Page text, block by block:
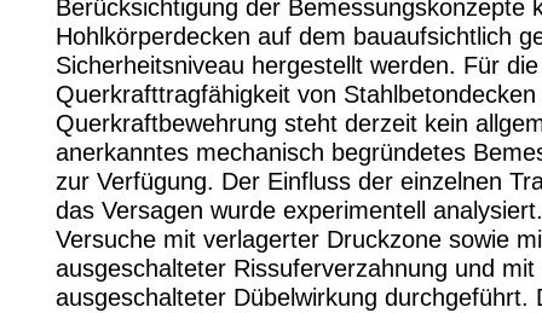
Berücksichtigung der Bemessungskonzepte
Hohlkörperdecken auf dem bauaufsichtlich
Sicherheitsniveau hergestellt werden. Für die
Querkrafttragfähigkeit von Stahlbetondecken
Querkraftbewehrung steht derzeit kein
anerkanntes mechanisch begründetes
zur Verfügung. Der Einfluss der einzelnen
das Versagen wurde experimentell
Versuche mit verlagerter Druckzone sowie
ausgeschalteter Rissuferverzahnung und mit
ausgeschalteter Dübelwirkung durchgeführt.